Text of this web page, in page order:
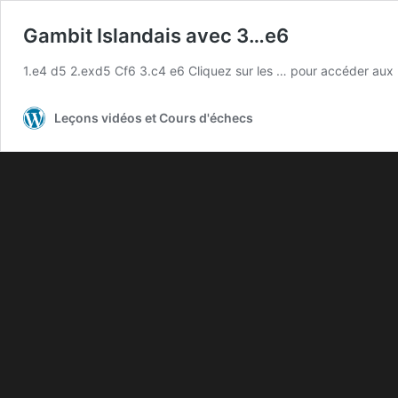
Gambit Islandais avec 3…e6
1.e4 d5 2.exd5 Cf6 3.c4 e6 Cliquez sur les … pour accéder aux
Leçons vidéos et Cours d'échecs